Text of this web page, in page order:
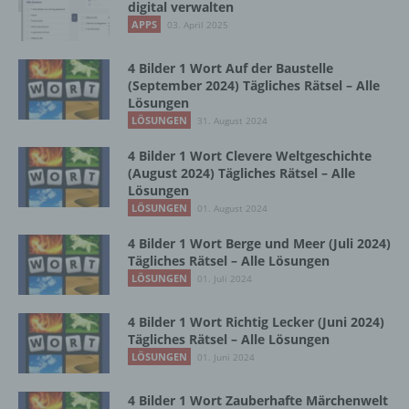
digital verwalten
APPS 03. April 2025
4 Bilder 1 Wort Auf der Baustelle
(September 2024) Tägliches Rätsel – Alle
Lösungen
LÖSUNGEN 31. August 2024
4 Bilder 1 Wort Clevere Weltgeschichte
(August 2024) Tägliches Rätsel – Alle
Lösungen
LÖSUNGEN 01. August 2024
4 Bilder 1 Wort Berge und Meer (Juli 2024)
Tägliches Rätsel – Alle Lösungen
LÖSUNGEN 01. Juli 2024
4 Bilder 1 Wort Richtig Lecker (Juni 2024)
Tägliches Rätsel – Alle Lösungen
LÖSUNGEN 01. Juni 2024
4 Bilder 1 Wort Zauberhafte Märchenwelt
b) betroffene Person
Betroffene Person ist jede identifizierte oder
identifizierbare natürliche Person, deren
personenbezogene Daten von dem für die
Verarbeitung Verantwortlichen verarbeitet
werden.
c) Verarbeitung
Verarbeitung ist jeder mit oder ohne Hilfe
automatisierter Verfahren ausgeführte
Vorgang oder jede solche Vorgangsreihe im
Zusammenhang mit personenbezogenen
Organisation, das Ordnen, die Speicherung,
die Anpassung oder Veränderung, das
Auslesen, das Abfragen, die Verwendung,
Verbreitung oder eine andere Form der